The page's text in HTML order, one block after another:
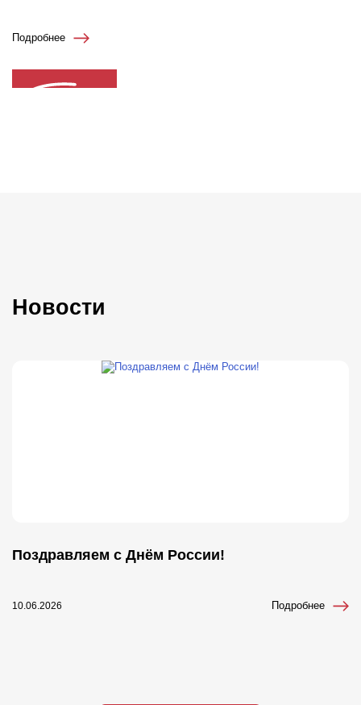
Подробнее
Новости
Поздравляем с Днём России!
10.06.2026 Подробнее